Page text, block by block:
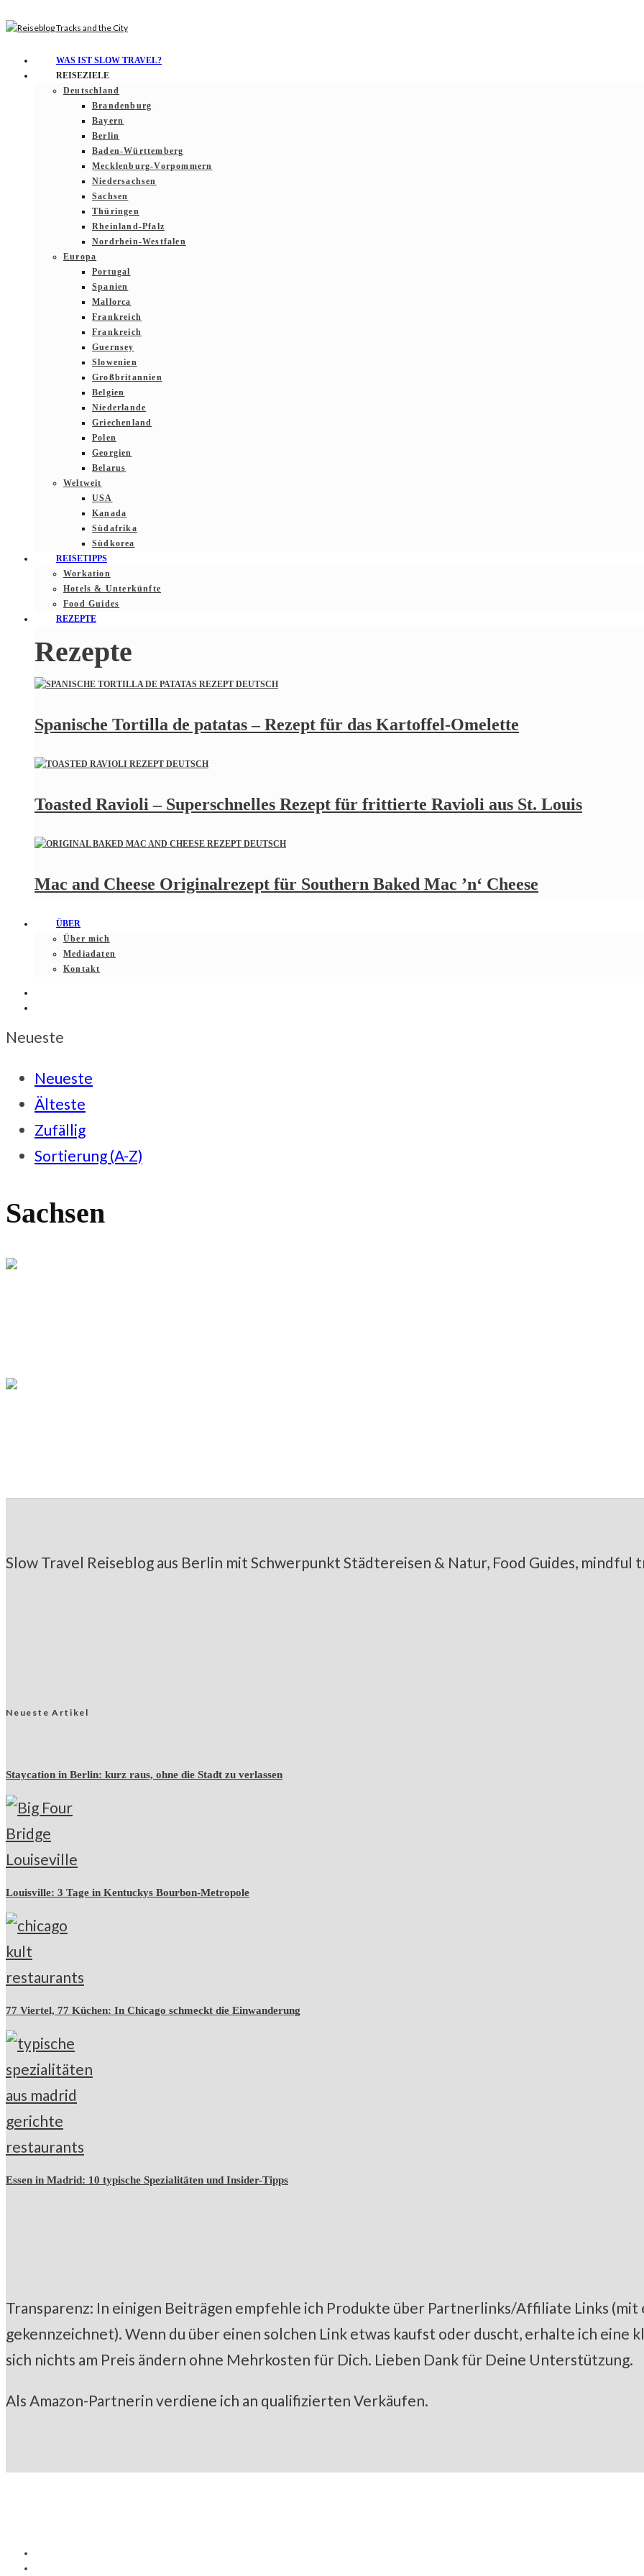
WAS IST SLOW TRAVEL?
REISEZIELE
Deutschland
Brandenburg
Bayern
Berlin
Baden-Württemberg
Mecklenburg-Vorpommern
Niedersachsen
Sachsen
Thüringen
Rheinland-Pfalz
Nordrhein-Westfalen
Europa
Portugal
Spanien
Mallorca
Frankreich
Frankreich
Guernsey
Slowenien
Großbritannien
Belgien
Niederlande
Griechenland
Polen
Georgien
Belarus
Weltweit
USA
Kanada
Südafrika
Südkorea
REISETIPPS
Workation
Hotels & Unterkünfte
Food Guides
REZEPTE
Rezepte
Spanische Tortilla de patatas – Rezept für das Kartoffel-Omelette
Toasted Ravioli – Superschnelles Rezept für frittierte Ravioli aus St. Louis
Mac and Cheese Originalrezept für Southern Baked Mac ’n‘ Cheese
ÜBER
Über mich
Mediadaten
Kontakt
Neueste
Neueste
Älteste
Zufällig
Sortierung (A-Z)
Sachsen
Slow Travel Reiseblog aus Berlin mit Schwerpunkt Städtereisen & Natur, Food Guides, mindful
Neueste Artikel
Staycation in Berlin: kurz raus, ohne die Stadt zu verlassen
Louisville: 3 Tage in Kentuckys Bourbon-Metropole
77 Viertel, 77 Küchen: In Chicago schmeckt die Einwanderung
Essen in Madrid: 10 typische Spezialitäten und Insider-Tipps
Transparenz: In einigen Beiträgen empfehle ich Produkte über Partnerlinks/Affiliate Links (mit
gekennzeichnet). Wenn du über einen solchen Link etwas kaufst oder duscht, erhalte ich eine
sich nichts am Preis ändern ohne Mehrkosten für Dich. Lieben Dank für Deine Unterstützung.
Als Amazon-Partnerin verdiene ich an qualifizierten Verkäufen.